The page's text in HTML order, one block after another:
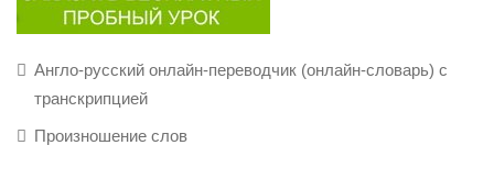
Англо-русский онлайн-переводчик (онлайн-словарь) с
транскрипцией
Произношение слов